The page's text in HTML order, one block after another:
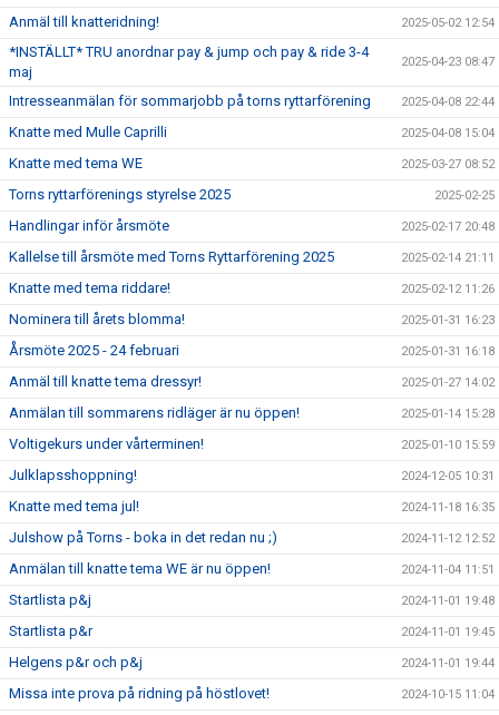
Anmäl till knatteridning! 2025-05-02 12:54
*INSTÄLLT* TRU anordnar pay & jump och pay & ride 3-4
maj
2025-04-23 08:47
Intresseanmälan för sommarjobb på torns ryttarförening 2025-04-08 22:44
Knatte med Mulle Caprilli 2025-04-08 15:04
Knatte med tema WE 2025-03-27 08:52
Torns ryttarförenings styrelse 2025 2025-02-25
Handlingar inför årsmöte 2025-02-17 20:48
Kallelse till årsmöte med Torns Ryttarförening 2025 2025-02-14 21:11
Knatte med tema riddare! 2025-02-12 11:26
Nominera till årets blomma! 2025-01-31 16:23
Årsmöte 2025 - 24 februari 2025-01-31 16:18
Anmäl till knatte tema dressyr! 2025-01-27 14:02
Anmälan till sommarens ridläger är nu öppen! 2025-01-14 15:28
Voltigekurs under vårterminen! 2025-01-10 15:59
Julklapsshoppning! 2024-12-05 10:31
Knatte med tema jul! 2024-11-18 16:35
Julshow på Torns - boka in det redan nu ;) 2024-11-12 12:52
Anmälan till knatte tema WE är nu öppen! 2024-11-04 11:51
Startlista p&j 2024-11-01 19:48
Startlista p&r 2024-11-01 19:45
Helgens p&r och p&j 2024-11-01 19:44
Missa inte prova på ridning på höstlovet! 2024-10-15 11:04